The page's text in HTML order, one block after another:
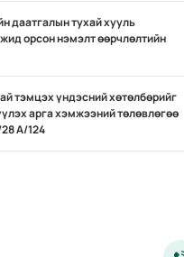
даатгалын тухай хууль
орсон нэмэлт өөрчлөлтийн
тэмцэх үндэсний хөтөлбөрийг
арга хэмжээний төлөвлөгөө
А/124